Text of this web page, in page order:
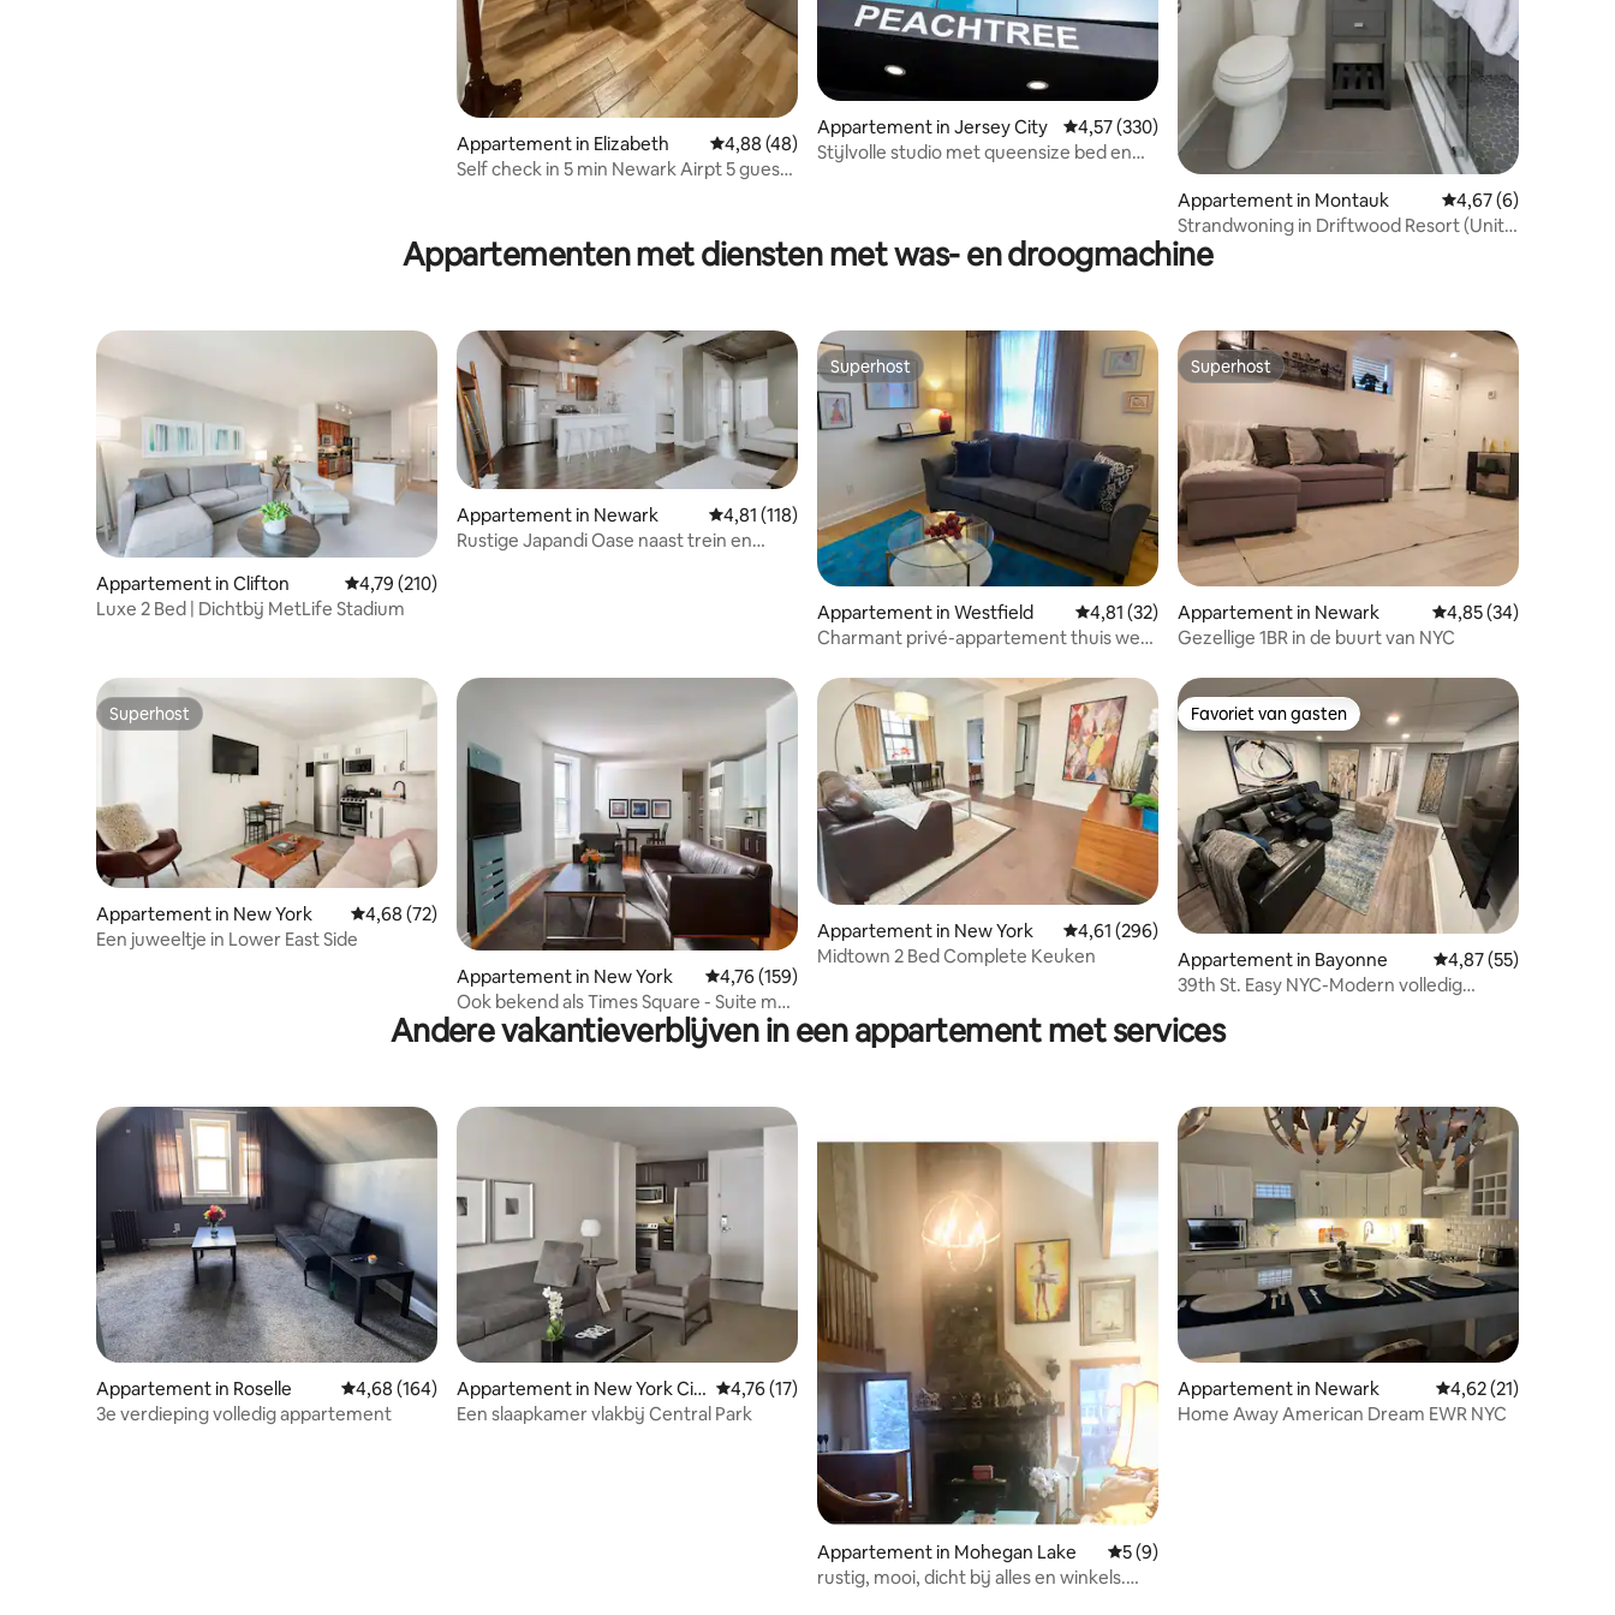
Appartement in Elizabeth Gemiddelde beoordeling van 4,88 op 5, 48 recensies
4,88 (48)
Self check in 5 min Newark Airpt 5 guest
Appartement in Jersey City Gemiddelde beoordeling van 4,57 op 5, 330 recensies
4,57 (330)
Stijlvolle studio met queensize bed en
Appartement in Montauk
Gemiddelde
4,67 (6)
Strandwoning in Driftwood Resort (Unit
7)
Appartementen met diensten met was- en droogmachine
Appartement in Clifton Gemiddelde beoordeling van 4,79 op 5, 210 recensies
4,79 (210)
Luxe 2 Bed | Dichtbij MetLife Stadium
Appartement in Newark Gemiddelde beoordeling van 4,81 op 5, 118 recensies
4,81 (118)
Rustige Japandi Oase naast trein en
Superhost
Superhost
Appartement in Westfield Gemiddelde beoordeling van 4,81 op 5, 32 recensies
4,81 (32)
Charmant privé-appartement thuis weg
Superhost
Superhost
Appartement in Newark Gemiddelde
4,85 (34)
Gezellige 1BR in de buurt van NYC
Superhost
Superhost
Appartement in New York Gemiddelde beoordeling van 4,68 op 5, 72 recensies
4,68 (72)
Een juweeltje in Lower East Side
Appartement in New York
Gemiddelde beoordeling van 4,76 op 5, 159 recensies
4,76 (159)
Ook bekend als Times Square - Suite met
twee slaapkamers: wasmachine/droger,
keuken
Appartement in New York Gemiddelde beoordeling van 4,61 op 5, 296 recensies
4,61 (296)
Midtown 2 Bed Complete Keuken
Favoriet van gasten
Favoriet van gasten
Appartement in Bayonne Gemiddelde
4,87 (55)
39th St. Easy NYC-Modern volledig
Andere vakantieverblijven in een appartement met services
Appartement in Roselle Gemiddelde beoordeling van 4,68 op 5, 164 recensies
4,68 (164)
3e verdieping volledig appartement
Appartement in New York Cit
y
Gemiddelde beoordeling van 4,76 op 5, 17 recensies
4,76 (17)
Een slaapkamer vlakbij Central Park
Appartement in Mohegan Lake Gemiddelde beoordeling van 5 op 5, 9 recensies
5 (9)
rustig, mooi, dicht bij alles en winkels.
Appartement in Newark Gemiddelde
4,62 (21)
Home Away American Dream EWR NYC